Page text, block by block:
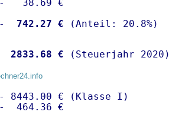
38.69 €
  742.27 €
2833.68 € (Steuerjahr 2020)
€ (Klasse I)
464.36 €